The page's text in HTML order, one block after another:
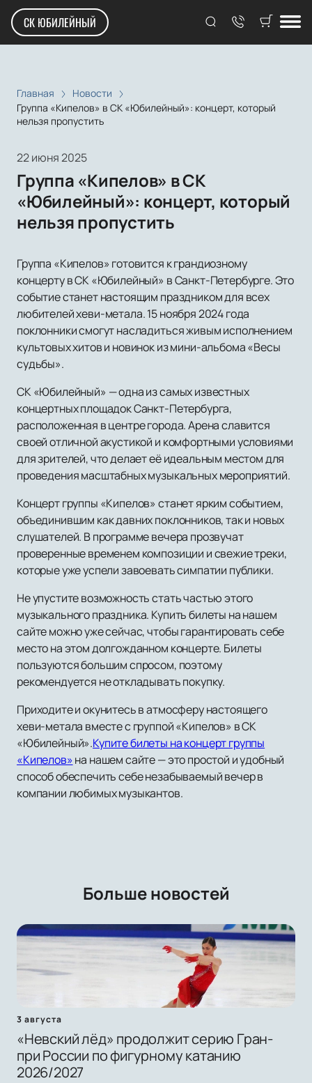
СК ЮБИЛЕЙНЫЙ
Главная
Новости
Группа «Кипелов» в СК «Юбилейный»: концерт, который
нельзя пропустить
22 июня 2025
Группа «Кипелов» в СК
«Юбилейный»: концерт, который
нельзя пропустить
Группа «Кипелов» готовится к грандиозному
концерту в СК «Юбилейный» в Санкт-Петербурге. Это
событие станет настоящим праздником для всех
любителей хеви-метала. 15 ноября 2024 года
поклонники смогут насладиться живым исполнением
культовых хитов и новинок из мини-альбома «Весы
судьбы».
СК «Юбилейный» — одна из самых известных
концертных площадок Санкт-Петербурга,
расположенная в центре города. Арена славится
своей отличной акустикой и комфортными условиями
для зрителей, что делает её идеальным местом для
проведения масштабных музыкальных мероприятий.
Концерт группы «Кипелов» станет ярким событием,
объединившим как давних поклонников, так и новых
слушателей. В программе вечера прозвучат
проверенные временем композиции и свежие треки,
которые уже успели завоевать симпатии публики.
Не упустите возможность стать частью этого
музыкального праздника. Купить билеты на нашем
сайте можно уже сейчас, чтобы гарантировать себе
место на этом долгожданном концерте. Билеты
пользуются большим спросом, поэтому
рекомендуется не откладывать покупку.
Приходите и окунитесь в атмосферу настоящего
хеви-метала вместе с группой «Кипелов» в СК
«Юбилейный».Купите билеты на концерт группы
«Кипелов» на нашем сайте — это простой и удобный
способ обеспечить себе незабываемый вечер в
компании любимых музыкантов.
Больше новостей
3 августа
«Невский лёд» продолжит серию Гран-
при России по фигурному катанию
2026/2027